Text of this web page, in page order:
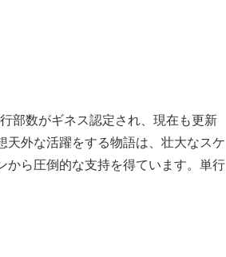
部数がギネス認定され、現在も更新
天外な活躍をする物語は、壮大なスケ
から圧倒的な支持を得ています。単行